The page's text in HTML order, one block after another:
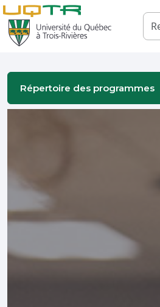
Répertoire des programmes